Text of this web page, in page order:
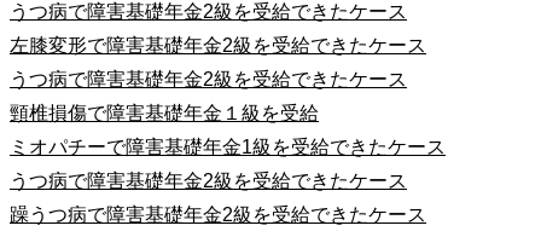
うつ病で障害基礎年金2級を受給できたケース
左膝変形で障害基礎年金2級を受給できたケース
うつ病で障害基礎年金2級を受給できたケース
頸椎損傷で障害基礎年金１級を受給
ミオパチーで障害基礎年金1級を受給できたケース
うつ病で障害基礎年金2級を受給できたケース
躁うつ病で障害基礎年金2級を受給できたケース